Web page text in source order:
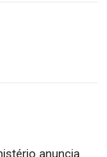
anuncia